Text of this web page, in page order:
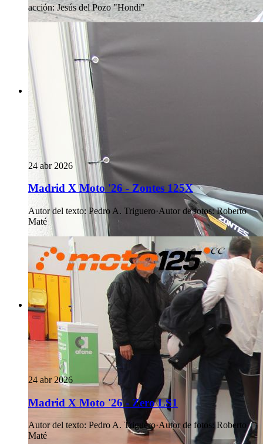
acción: Jesús del Pozo "Hondi"
24 abr 2026
Madrid X Moto '26 - Zontes 125X
Autor del texto: Pedro A. Triguero·Autor de fotos: Roberto
Maté
24 abr 2026
Madrid X Moto '26 - Zero LS1
Autor del texto: Pedro A. Triguero·Autor de fotos: Roberto
Maté